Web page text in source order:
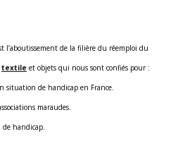
l’aboutissement de la filière du réemploi du
textile et objets qui nous sont confiés pour :
situation de handicap en France.
maraudes.
de handicap.